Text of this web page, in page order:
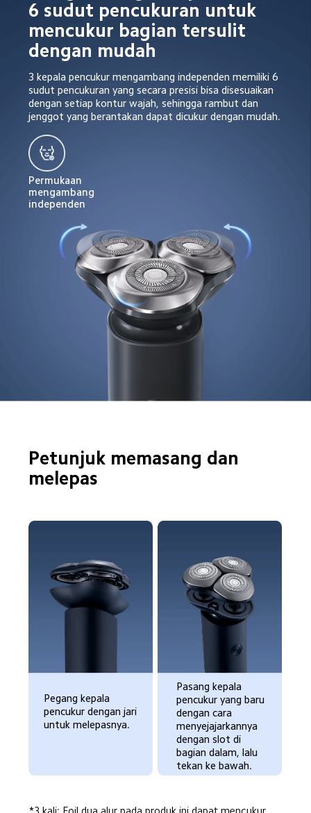
6 sudut pencukuran untuk
mencukur bagian tersulit
dengan mudah
3 kepala pencukur mengambang independen memiliki 6
sudut pencukuran yang secara presisi bisa disesuaikan
dengan setiap kontur wajah, sehingga rambut dan
jenggot yang berantakan dapat dicukur dengan mudah.
Permukaan
mengambang
independen
Petunjuk memasang dan
melepas
Pegang kepala
pencukur dengan jari
untuk melepasnya.
Pasang kepala
pencukur yang baru
dengan cara
menyejajarkannya
dengan slot di
bagian dalam, lalu
tekan ke bawah.
*3 kali: Foil dua alur pada produk ini dapat mencukur